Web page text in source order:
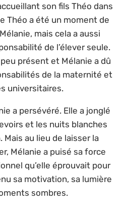
son fils Théo dans
Théo a été un moment de
mais cela a aussi
de l’élever seule.
présent et Mélanie a dû
de la maternité et
universitaires.
a persévéré. Elle a jonglé
et les nuits blanches
Mais au lieu de laisser la
Mélanie a puisé sa force
qu’elle éprouvait pour
sa motivation, sa lumière
sombres.